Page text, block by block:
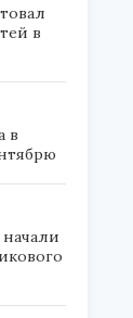
в
в